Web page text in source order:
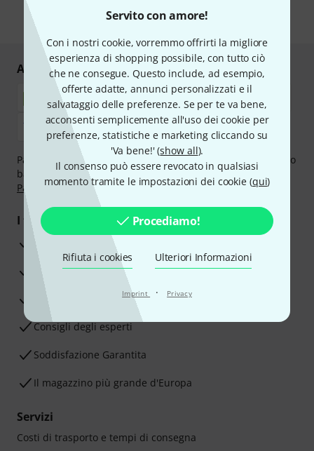
Servito con amore!
Con i nostri cookie, vorremmo offrirti la migliore
esperienza di shopping possibile, con tutto ciò
che ne consegue. Questo include, ad esempio,
offerte adatte, annunci personalizzati e il
salvataggio delle preferenze. Se per te va bene,
acconsenti semplicemente all'uso dei cookie per
preferenze, statistiche e marketing cliccando su
'Va bene!' (show all).
Il consenso può essere revocato in qualsiasi
momento tramite le impostazioni dei cookie (qui)
Procediamo!
Rifiuta i cookies Ulteriori Informazioni
Imprint · Privacy
* Richiesto
Acquisti e pagamenti sicuri
Paga in tutta sicurezza con Contanti alla consegna, Bonifico
bancario, PayPal, Amazon Pay, Klarna Paga Ora,Klarna
Paga in 3 rateoppure Carta di credito.
I tuoi vantaggi
3 anni di garanzia Thomann
30 giorni di garanzia soddisfatti o rimborsati
Servizio Riparazioni
Consigli degli esperti
Soddisfazione Garantita
Il magazzino più grande d'Europa
Servizi
Costi di trasporto e tempi di consegna